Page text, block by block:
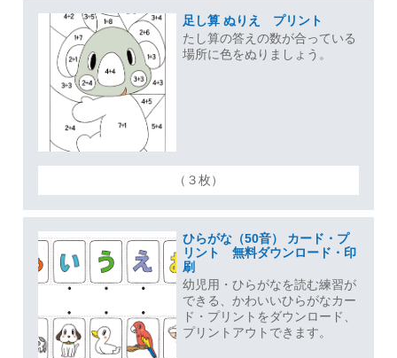
足し算 ぬりえ プリント
たし算の答えの数が合っている
場所に色をぬりましょう。
（３枚）
ひらがな（50音） カード・プ
リント 無料ダウンロード・印
刷
幼児用・ひらがなを読む練習が
できる、かわいいひらがなカー
ド・プリントをダウンロード、
プリントアウトできます。